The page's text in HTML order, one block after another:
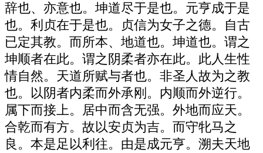
辞也、亦意也。坤道尽于是也。元亨成于是
也。利贞在于是也。贞信为女子之德。自古
已定其教。而所本、地道也。坤道也。谓之
坤顺者在此。谓之阴柔者亦在此。此人生性
情自然。天道所赋与者也。非圣人故为之教
也。以阴者内柔而外承刚。内顺而外逆行。
属下而接上。居中而含无强。外地而应天。
合乾而有方。故以安贞为吉。而守牝马之
良。本是足以利往。由是成元亨。溯夫天地